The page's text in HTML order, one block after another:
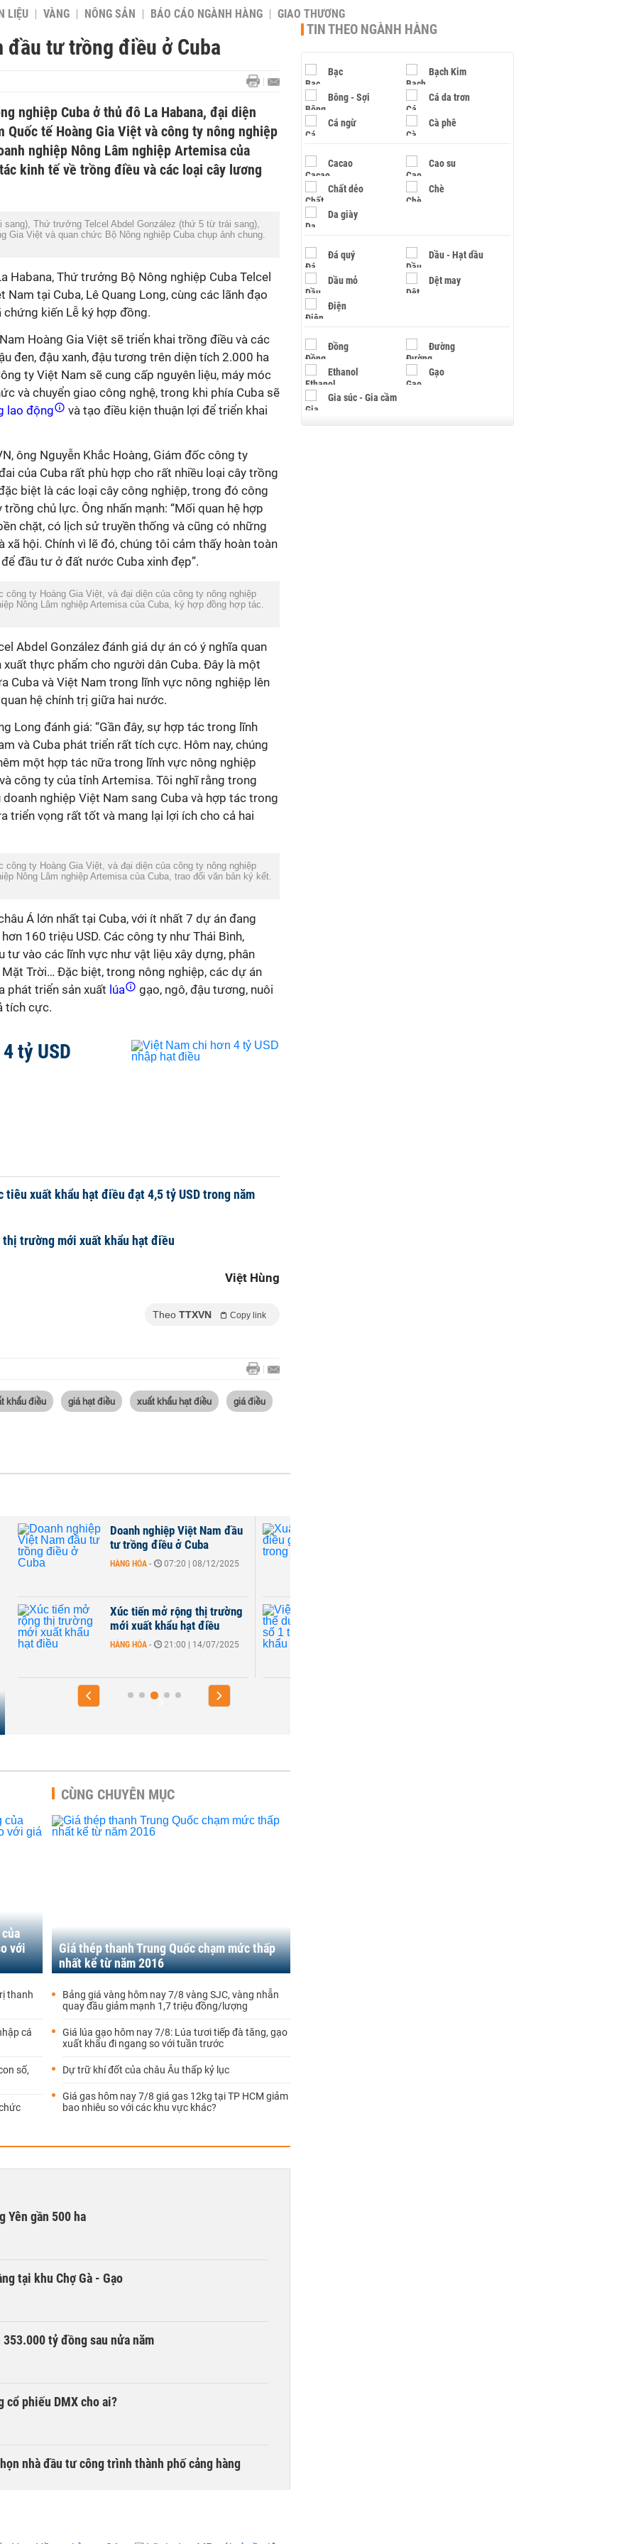
LIỆU VÀNG NÔNG SẢN BÁO CÁO NGÀNH HÀNG GIAO THƯƠNG
đầu tư trồng điều ở Cuba
nghiệp Cuba ở thủ đô La Habana, đại diện
Quốc tế Hoàng Gia Việt và công ty nông nghiệp
nghiệp Nông Lâm nghiệp Artemisa của
kinh tế về trồng điều và các loại cây lương
Thứ trưởng Telcel Abdel González (thứ 5 từ trái sang),
Gia Việt và quan chức Bộ Nông nghiệp Cuba chụp ảnh chung.
Habana, Thứ trưởng Bộ Nông nghiệp Cuba Telcel
Nam tại Cuba, Lê Quang Long, cùng các lãnh đạo
kiến Lễ ký hợp đồng.
Hoàng Gia Việt sẽ triển khai trồng điều và các
đen, đậu xanh, đậu tương trên diện tích 2.000 ha
ty Việt Nam sẽ cung cấp nguyên liệu, máy móc
và chuyển giao công nghệ, trong khi phía Cuba sẽ
lao động
và tạo điều kiện thuận lợi để triển khai
ông Nguyễn Khắc Hoàng, Giám đốc công ty
của Cuba rất phù hợp cho rất nhiều loại cây trồng
biệt là các loại cây công nghiệp, trong đó công
chủ lực. Ông nhấn mạnh: “Mối quan hệ hợp
chặt, có lịch sử truyền thống và cũng có những
hội. Chính vì lẽ đó, chúng tôi cảm thấy hoàn toàn
đầu tư ở đất nước Cuba xinh đẹp”.
công ty Hoàng Gia Việt, và đại diện của công ty nông nghiệp
Nông Lâm nghiệp Artemisa của Cuba, ký hợp đồng hợp tác.
Abdel González đánh giá dự án có ý nghĩa quan
thực phẩm cho người dân Cuba. Đây là một
Cuba và Việt Nam trong lĩnh vực nông nghiệp lên
hệ chính trị giữa hai nước.
Long đánh giá: “Gần đây, sự hợp tác trong lĩnh
và Cuba phát triển rất tích cực. Hôm nay, chúng
một hợp tác nữa trong lĩnh vực nông nghiệp
công ty của tỉnh Artemisa. Tôi nghĩ rằng trong
nghiệp Việt Nam sang Cuba và hợp tác trong
triển vọng rất tốt và mang lại lợi ích cho cả hai
công ty Hoàng Gia Việt, và đại diện của công ty nông nghiệp
Nông Lâm nghiệp Artemisa của Cuba, trao đổi văn bản ký kết.
Á lớn nhất tại Cuba, với ít nhất 7 dự án đang
160 triệu USD. Các công ty như Thái Bình,
tư vào các lĩnh vực như vật liệu xây dựng, phân
Trời… Đặc biệt, trong nông nghiệp, các dự án
phát triển sản xuất lúa
gạo, ngô, đậu tương, nuôi
tích cực.
tỷ USD
tiêu xuất khẩu hạt điều đạt 4,5 tỷ USD trong năm
trường mới xuất khẩu hạt điều
Việt Hùng
Theo TTXVN Copy link
khẩu điều giá hạt điều xuất khẩu hạt điều giá điều
Doanh nghiệp Việt Nam đầu
tư trồng điều ở Cuba
HÀNG HÓA - 07:20 | 08/12/2025
Xúc tiến mở rộng thị trường
mới xuất khẩu hạt điều
HÀNG HÓA - 21:00 | 14/07/2025
với
thanh
cá
số,
CÙNG CHUYÊN MỤC
Giá thép thanh Trung Quốc chạm mức thấp
nhất kể từ năm 2016
Bảng giá vàng hôm nay 7/8 vàng SJC, vàng nhẫn
quay đầu giảm mạnh 1,7 triệu đồng/lượng
Giá lúa gạo hôm nay 7/8: Lúa tươi tiếp đà tăng, gạo
xuất khẩu đi ngang so với tuần trước
Dự trữ khí đốt của châu Âu thấp kỷ lục
Giá gas hôm nay 7/8 giá gas 12kg tại TP HCM giảm
bao nhiêu so với các khu vực khác?
Yên gần 500 ha
tại khu Chợ Gà - Gạo
tỷ đồng sau nửa năm
cổ phiếu DMX cho ai?
nhà đầu tư công trình thành phố cảng hàng
ai đã mua vào?
TIN THEO NGÀNH HÀNG
Bạc Bạch Kim
Bông - Sợi Cá da trơn
Cá ngừ Cà phê
Cacao Cao su
Chất dẻo Chè
Da giày
Đá quý Dầu - Hạt dầu
Dầu mỏ Dệt may
Điện
Đồng Đường
Ethanol Gạo
Gia súc - Gia cầm